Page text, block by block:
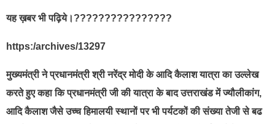
यह ख़बर भी पढ़िये।????????????????
https:/archives/13297
मुख्यमंत्री ने प्रधानमंत्री श्री नरेंद्र मोदी के आदि कैलाश यात्रा का उल्लेख
करते हुए कहा कि प्रधानमंत्री जी की यात्रा के बाद उत्तराखंड में ज्यौलीकांग,
आदि कैलाश जैसे उच्च हिमालयी स्थानों पर भी पर्यटकों की संख्या तेजी से बढ